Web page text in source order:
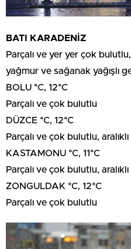
BATI KARADENİZ
Parçalı ve yer yer çok
yağmur ve sağanak yağışlı
BOLU °C, 12°C
Parçalı ve çok bulutlu
DÜZCE °C, 12°C
Parçalı ve çok bulutlu,
KASTAMONU °C, 11°C
Parçalı ve çok bulutlu,
ZONGULDAK °C, 12°C
Parçalı ve çok bulutlu